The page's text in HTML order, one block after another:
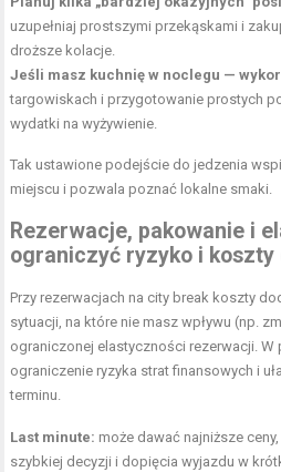
uzupełniaj prostszymi przekąskami i
droższe kolacje.
Jeśli masz kuchnię w noclegu —
targowiskach i przygotowanie prostych
wydatki na wyżywienie.
Tak ustawione podejście do jedzenia
miejscu i pozwala poznać lokalne smaki.
Rezerwacje, pakowanie i
ograniczyć ryzyko i koszty
Przy rezerwacjach na city break koszty
sytuacji, na które nie masz wpływu (np.
ograniczonej elastyczności rezerwacji.
ograniczenie ryzyka strat finansowych i
terminu.
Last minute: może dawać najniższe
szybkiej decyzji i dopięcia wyjazdu w